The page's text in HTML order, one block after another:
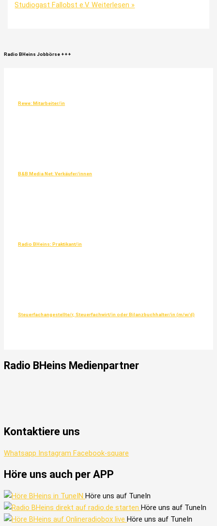
Studiogast Fallobst e.V. Weiterlesen »
Radio BHeins Jobbörse +++
Rewe: Mitarbeiter/in
B&B Media Net: Verkäufer/innen
Radio BHeins: Praktikant/in
Steuerfachangestellte/r, Steuerfachwirt/in oder Bilanzbuchhalter/in (m/w/d)
Radio BHeins Medienpartner
Kontaktiere uns
Whatsapp Instagram Facebook-square
Höre uns auch per APP
Höre uns auf TuneIn
Höre uns auf TuneIn
Höre uns auf TuneIn